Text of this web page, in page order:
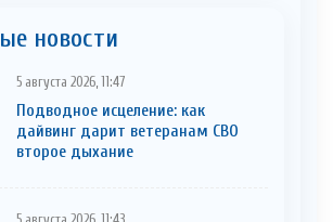
новости
5 августа 2026, 11:47
Подводное исцеление: как
дайвинг дарит ветеранам СВО
второе дыхание